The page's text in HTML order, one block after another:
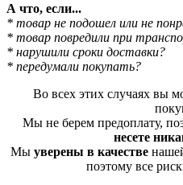
А что, если...
* товар не подошел или не
* товар повредили при
* нарушили сроки доставки?
* передумали покупать?
Во всех этих случаях вы
Мы не берем предоплату,
несете
Мы уверены в качестве
поэтому все